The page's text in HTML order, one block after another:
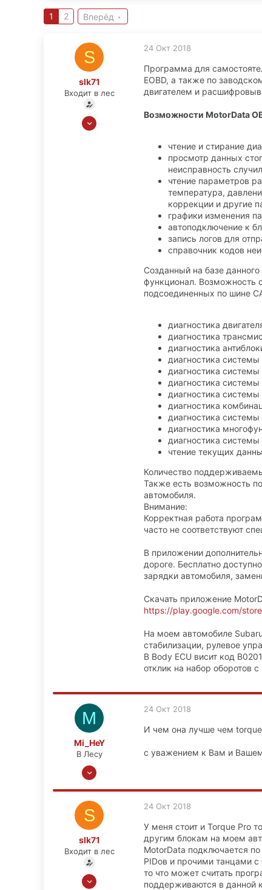
1 2 Вперёд
S
slk71
Входит в лес
24 Окт 2018
24 Окт 2018
Программа для
EOBD, а также по
двигателем и
Возможности MotorData
чтение и стирание
просмотр данных
неисправность
чтение параметров
температура,
коррекции и другие
графики изменения
автоподключение к
запись логов для
справочник кодов
Созданный на базе
функционал. Возможность
подсоединенных по шине
диагностика
диагностика
диагностика
диагностика системы
диагностика системы
диагностика
диагностика
диагностика
диагностика системы
диагностика
диагностика
чтение текущих
Количество
Также есть возможность
автомобиля.
Внимание:
Корректная работа
часто не соответствуют
В приложении
дороге. Бесплатно
зарядки автомобиля,
Скачать приложение
https://play.google.com/
На моем автомобиле
стабилизации, рулевое
В Body ECU висит код
отклик на набор
M
Mi_HeY
В Лесу
22 Апр 2011
24 Окт 2018
И чем она лучше чем
с уважением к Вам и
S
slk71
Входит в лес
24 Окт 2018
24 Окт 2018
У меня стоит и Torque Pro
другим блокам на моем
MotorData подключается
PIDов и прочими танцами с
то что может считать
поддерживаются в данной